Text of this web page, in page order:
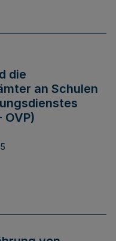
die
an Schulen